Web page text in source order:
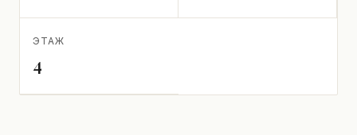
ЭТАЖ
4